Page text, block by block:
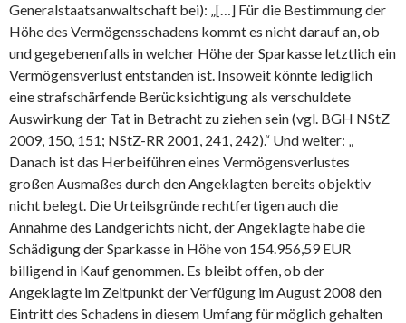
Generalstaatsanwaltschaft bei): „[…] Für die Bestimmung der
Höhe des Vermögensschadens kommt es nicht darauf an, ob
und gegebenenfalls in welcher Höhe der Sparkasse letztlich ein
Vermögensverlust entstanden ist. Insoweit könnte lediglich
eine strafschärfende Berücksichtigung als verschuldete
Auswirkung der Tat in Betracht zu ziehen sein (vgl. BGH NStZ
2009, 150, 151; NStZ-RR 2001, 241, 242).“ Und weiter: „
Danach ist das Herbeiführen eines Vermögensverlustes
großen Ausmaßes durch den Angeklagten bereits objektiv
nicht belegt. Die Urteilsgründe rechtfertigen auch die
Annahme des Landgerichts nicht, der Angeklagte habe die
Schädigung der Sparkasse in Höhe von 154.956,59 EUR
billigend in Kauf genommen. Es bleibt offen, ob der
Angeklagte im Zeitpunkt der Verfügung im August 2008 den
Eintritt des Schadens in diesem Umfang für möglich gehalten